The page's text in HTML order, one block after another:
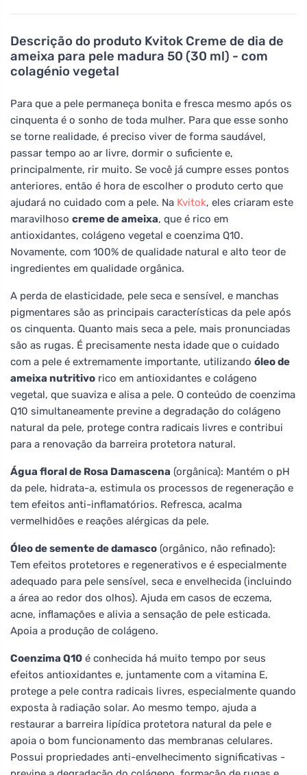
Descrição do produto Kvitok Creme de dia de
ameixa para pele madura 50 (30 ml) - com
colagénio vegetal
Para que a pele permaneça bonita e fresca mesmo após os
cinquenta é o sonho de toda mulher. Para que esse sonho
se torne realidade, é preciso viver de forma saudável,
passar tempo ao ar livre, dormir o suficiente e,
principalmente, rir muito. Se você já cumpre esses pontos
anteriores, então é hora de escolher o produto certo que
ajudará no cuidado com a pele. Na Kvitok, eles criaram este
maravilhoso creme de ameixa, que é rico em
antioxidantes, colágeno vegetal e coenzima Q10.
Novamente, com 100% de qualidade natural e alto teor de
ingredientes em qualidade orgânica.
A perda de elasticidade, pele seca e sensível, e manchas
pigmentares são as principais características da pele após
os cinquenta. Quanto mais seca a pele, mais pronunciadas
são as rugas. É precisamente nesta idade que o cuidado
com a pele é extremamente importante, utilizando óleo de
ameixa nutritivo rico em antioxidantes e colágeno
vegetal, que suaviza e alisa a pele. O conteúdo de coenzima
Q10 simultaneamente previne a degradação do colágeno
natural da pele, protege contra radicais livres e contribui
para a renovação da barreira protetora natural.
Água floral de Rosa Damascena (orgânica): Mantém o pH
da pele, hidrata-a, estimula os processos de regeneração e
tem efeitos anti-inflamatórios. Refresca, acalma
vermelhidões e reações alérgicas da pele.
Óleo de semente de damasco (orgânico, não refinado):
Tem efeitos protetores e regenerativos e é especialmente
adequado para pele sensível, seca e envelhecida (incluindo
a área ao redor dos olhos). Ajuda em casos de eczema,
acne, inflamações e alivia a sensação de pele esticada.
Apoia a produção de colágeno.
Coenzima Q10 é conhecida há muito tempo por seus
efeitos antioxidantes e, juntamente com a vitamina E,
protege a pele contra radicais livres, especialmente quando
exposta à radiação solar. Ao mesmo tempo, ajuda a
restaurar a barreira lipídica protetora natural da pele e
apoia o bom funcionamento das membranas celulares.
Possui propriedades anti-envelhecimento significativas -